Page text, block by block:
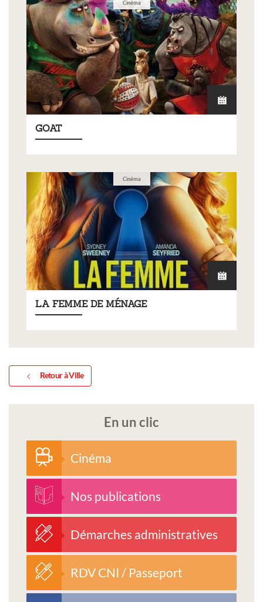
Cinéma
GOAT
Cinéma
LA FEMME DE MÉNAGE
Retour à Ville
En un clic
Cinéma
Nos publications
Démarches administratives
RDV CNI / Passeport